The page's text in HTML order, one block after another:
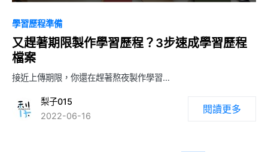
學習歷程準備
又趕著期限製作學習歷程？3步速成學習歷程
檔案
接近上傳期限，你還在趕著熬夜製作學習…
梨子015
2022-06-16
閱讀更多